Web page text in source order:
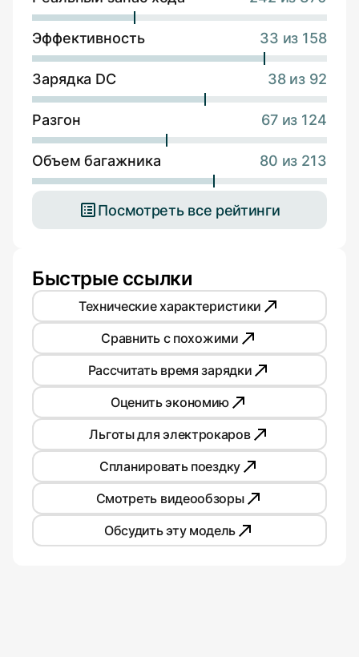
Эффективность 33 из 158
Зарядка DC 38 из 92
Разгон 67 из 124
Объем багажника 80 из 213
Посмотреть все рейтинги
Быстрые ссылки
Технические характеристики
Сравнить с похожими
Рассчитать время зарядки
Оценить экономию
Льготы для электрокаров
Спланировать поездку
Смотреть видеообзоры
Обсудить эту модель